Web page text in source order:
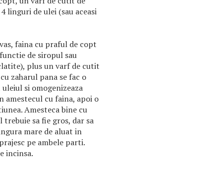
linguri de ulei (sau aceasi
faina cu praful de copt
de siropul sau
plus un varf de cutit
zaharul pana se fac o
si omogenizeaza
amestecul cu faina, apoi o
Amesteca bine cu
sa fie gros, dar sa
mare de aluat in
pe ambele parti.
incinsa.